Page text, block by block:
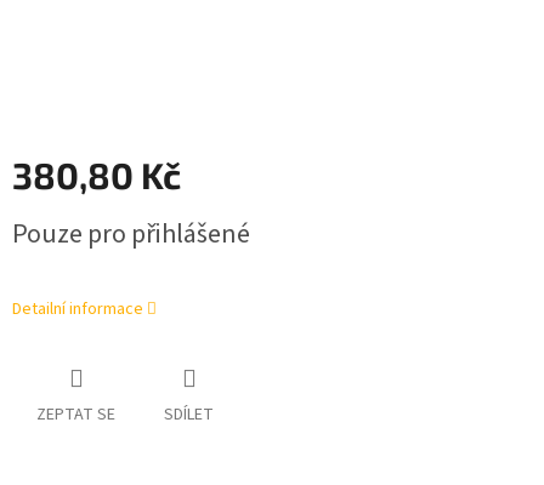
380,80 Kč
cena:
Pouze pro přihlášené
Detailní informace
ZEPTAT SE SDÍLET